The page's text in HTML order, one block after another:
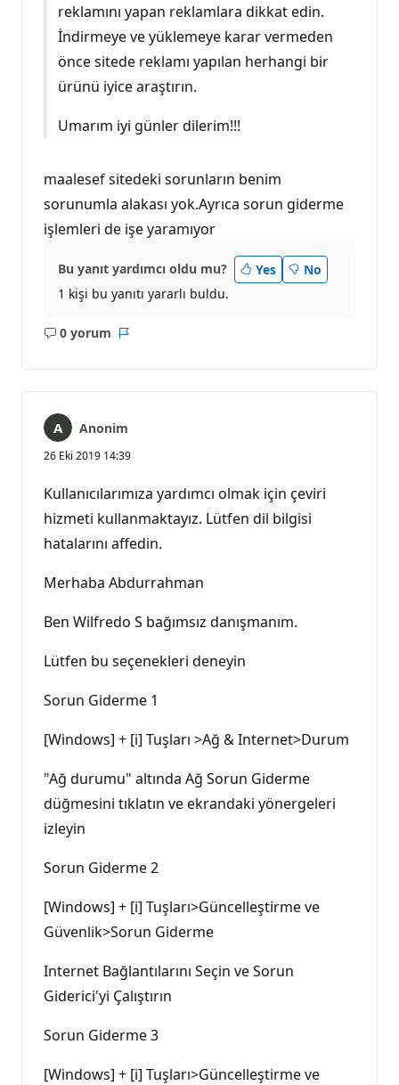
reklamını yapan reklamlara dikkat edin.
İndirmeye ve yüklemeye karar vermeden
önce sitede reklamı yapılan herhangi bir
ürünü iyice araştırın.
Umarım iyi günler dilerim!!!
maalesef sitedeki sorunların benim
sorunumla alakası yok.Ayrıca sorun giderme
işlemleri de işe yaramıyor
Bu yanıt yardımcı oldu mu? Yes
No
1 kişi bu yanıtı yararlı buldu.
0 yorum
Açıklama
Anonim
26 Eki 2019 14:39
Kullanıcılarımıza yardımcı olmak için çeviri
hizmeti kullanmaktayız. Lütfen dil bilgisi
hatalarını affedin.
Merhaba Abdurrahman
Ben Wilfredo S bağımsız danışmanım.
Lütfen bu seçenekleri deneyin
Sorun Giderme 1
[Windows] + [i] Tuşları >Ağ & Internet>Durum
"Ağ durumu" altında Ağ Sorun Giderme
düğmesini tıklatın ve ekrandaki yönergeleri
izleyin
Sorun Giderme 2
[Windows] + [i] Tuşları>Güncelleştirme ve
Güvenlik>Sorun Giderme
Internet Bağlantılarını Seçin ve Sorun
Giderici'yi Çalıştırın
Sorun Giderme 3
[Windows] + [i] Tuşları>Güncelleştirme ve